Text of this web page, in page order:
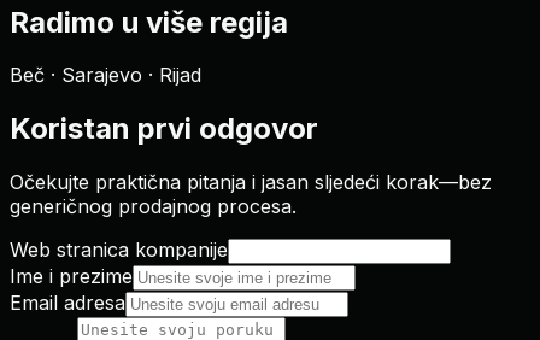
Radimo u više regija
Beč · Sarajevo · Rijad
Koristan prvi odgovor
Očekujte praktična pitanja i jasan sljedeći korak—bez
generičnog prodajnog procesa.
Web stranica kompanije
Ime i prezime
Email adresa